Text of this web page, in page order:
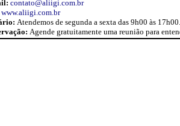
contato@aliigi.com.br
www.aliigi.com.br
Atendemos de segunda a sexta das 9h00 às 17h00.
Agende gratuitamente uma reunião para